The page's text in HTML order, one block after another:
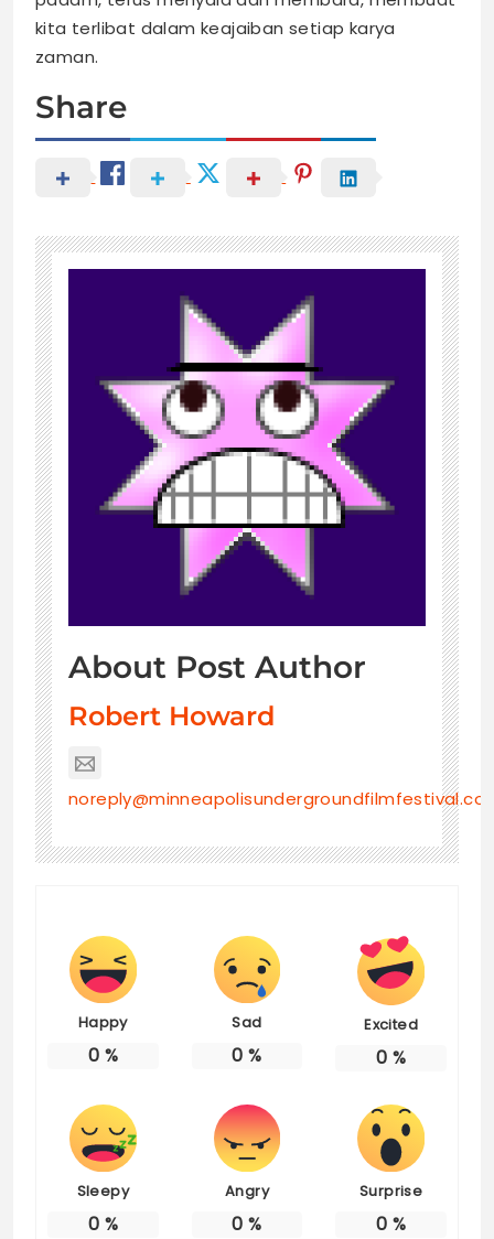
kita terlibat dalam keajaiban setiap karya
zaman.
Share
About Post Author
Robert Howard
Happy
0 %
Sad
0 %
Excited
0 %
Sleepy
0 %
Angry
0 %
Surprise
0 %